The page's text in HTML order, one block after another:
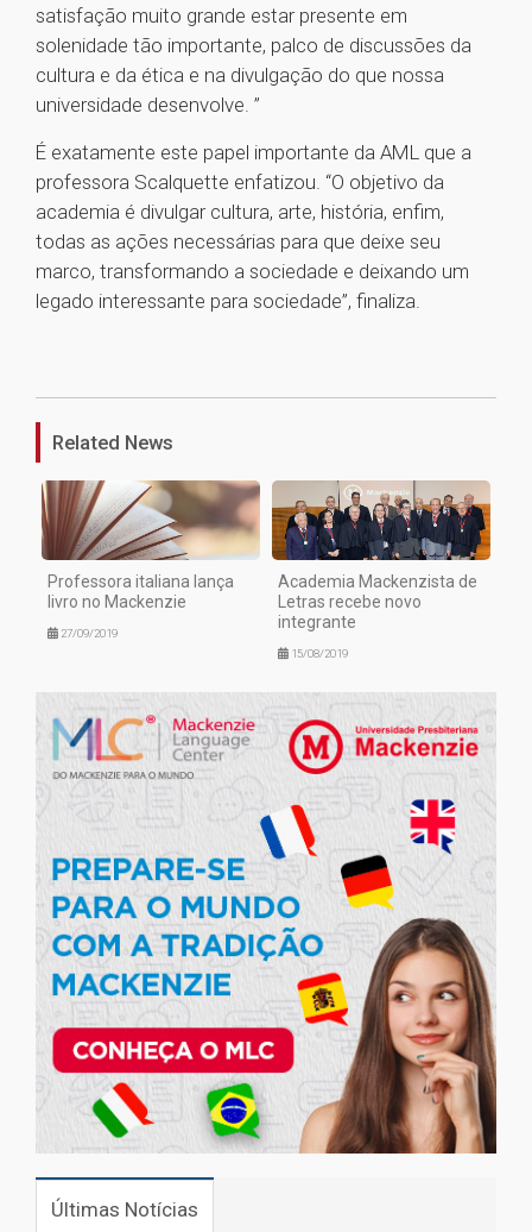
satisfação muito grande estar presente em
solenidade tão importante, palco de discussões da
cultura e da ética e na divulgação do que nossa
universidade desenvolve. ”
É exatamente este papel importante da AML que a
professora Scalquette enfatizou. “O objetivo da
academia é divulgar cultura, arte, história, enfim,
todas as ações necessárias para que deixe seu
marco, transformando a sociedade e deixando um
legado interessante para sociedade”, finaliza.
Related News
Professora italiana lança
livro no Mackenzie
27/09/2019
Academia Mackenzista de
Letras recebe novo
integrante
15/08/2019
Últimas Notícias